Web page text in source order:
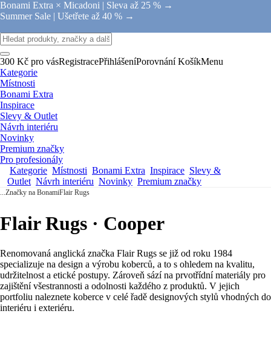
Bonami Extra × Micadoni | Sleva až 25 % →
Summer Sale | Ušetřete až 40 % →
300 Kč pro vásRegistracePřihlášeníPorovnání KošíkMenu
Kategorie
Místnosti
Bonami Extra
Inspirace
Slevy & Outlet
Návrh interiéru
Novinky
Premium značky
Pro profesionály
Kategorie Místnosti Bonami Extra Inspirace Slevy &
Outlet Návrh interiéru Novinky Premium značky
...Značky na BonamiFlair Rugs
Flair Rugs · Cooper
Renomovaná anglická značka Flair Rugs se již od roku 1984
specializuje na design a výrobu koberců, a to s ohledem na kvalitu,
udržitelnost a etické postupy. Zároveň sází na prvotřídní materiály pro
zajištění všestrannosti a odolnosti každého z produktů. V jejich
portfoliu naleznete koberce v celé řadě designových stylů vhodných do
interiéru i exteriéru.